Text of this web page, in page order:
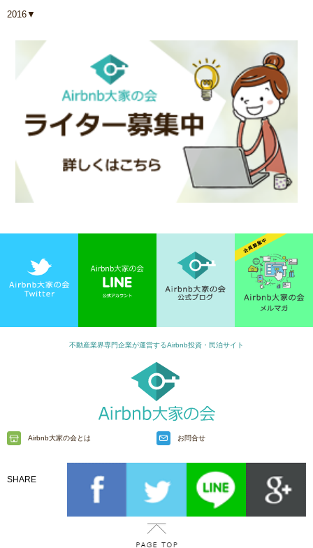
2016▼
不動産業界専門企業が運営するAirbnb投資・民泊サイト
Airbnb大家の会とは お問合せ
SHARE